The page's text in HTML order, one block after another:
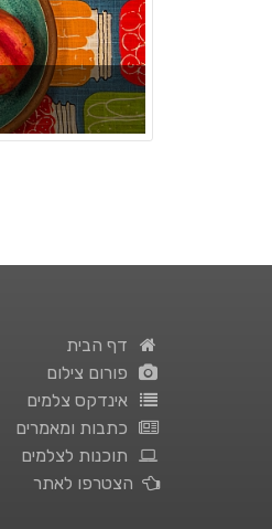
דף הבית
פורום צילום
אינדקס צלמים
כתבות ומאמרים
תוכנות לצלמים
הצטרפו לאתר